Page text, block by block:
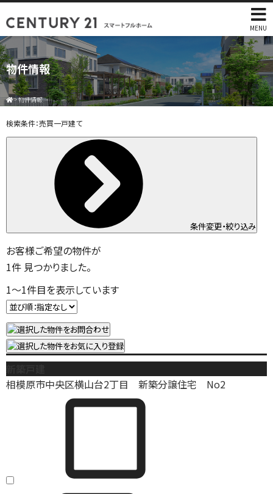
MENU
物件情報
>物件情報
検索条件：売買一戸建て
条件変更・絞り込み
お客様ご希望の物件が
1件 見つかりました。
1～1件目を表示しています
相模原市中央区横山台2丁目 新築分譲住宅 No2